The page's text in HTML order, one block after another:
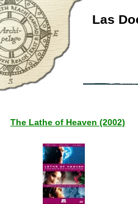
Las
The Lathe of Heaven (2002)